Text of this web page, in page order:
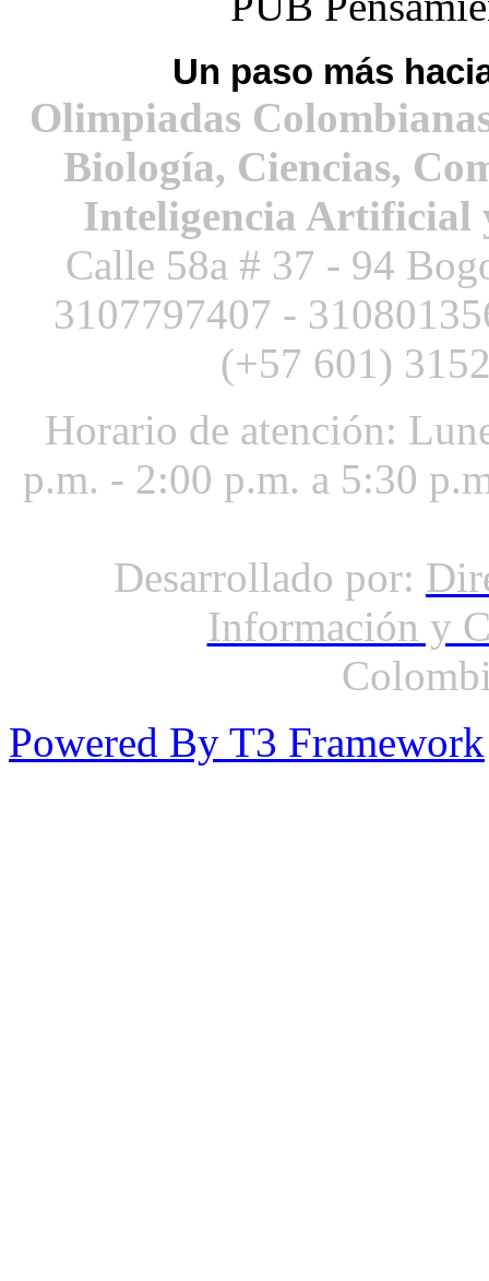
Un paso más
Olimpiadas
Biología, Ciencias,
Inteligencia Artificial
Calle 58a # 37 - 94
3107797407 -
(+57 601)
Horario de atención:
p.m. - 2:00 p.m. a 5:30
Desarrollado por:
Información y
Powered By T3 Framework